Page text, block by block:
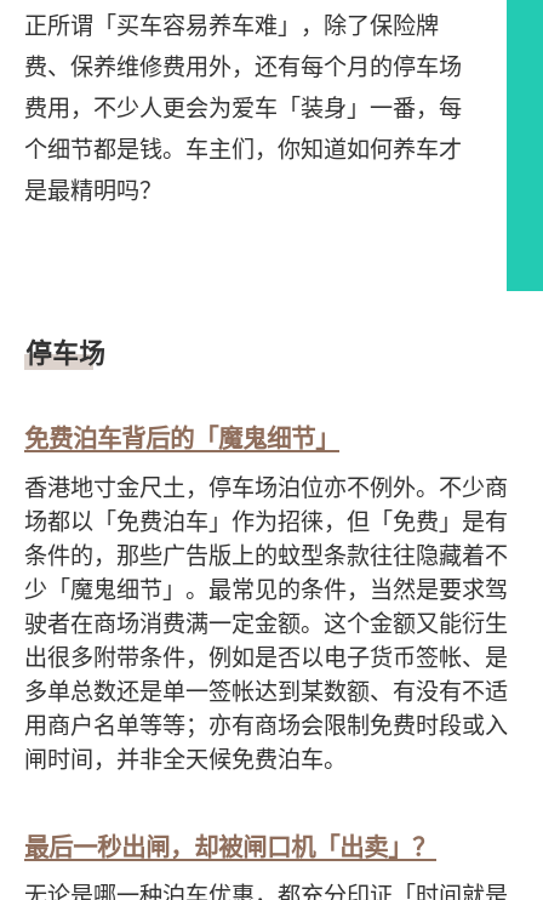
正所谓「买车容易养车难」，除了保险牌
费、保养维修费用外，还有每个月的停车场
费用，不少人更会为爱车「装身」一番，每
个细节都是钱。车主们，你知道如何养车才
是最精明吗？
停车场
免费泊车背后的「魔鬼细节」
香港地寸金尺土，停车场泊位亦不例外。不少商
场都以「免费泊车」作为招徕，但「免费」是有
条件的，那些广告版上的蚊型条款往往隐藏着不
少「魔鬼细节」。最常见的条件，当然是要求驾
驶者在商场消费满一定金额。这个金额又能衍生
出很多附带条件，例如是否以电子货币签帐、是
多单总数还是单一签帐达到某数额、有没有不适
用商户名单等等；亦有商场会限制免费时段或入
闸时间，并非全天候免费泊车。
最后一秒出闸，却被闸口机「出卖」？